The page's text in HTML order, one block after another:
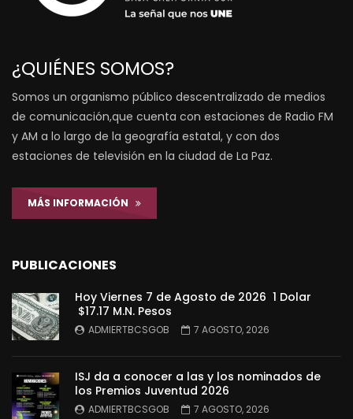
¿QUIÉNES SOMOS?
Somos un organismo público descentralizado de medios
de comunicación,que cuenta con estaciones de Radio FM
y AM a lo largo de la geografía estatal, y con dos
estaciones de televisión en la ciudad de La Paz.
MÁS INFORMACIÓN
PUBLICACIONES
Hoy Viernes 7 de Agosto de 2026 1 Dolar
$17.17 M.N. Pesos
ADMIERTBCSGOB 7 AGOSTO, 2026
ISJ da a conocer a las y los nominados de
los Premios Juventud 2026
ADMIERTBCSGOB 7 AGOSTO, 2026